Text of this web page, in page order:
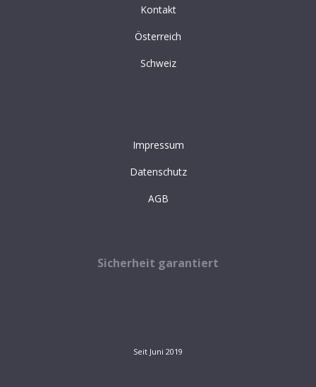
Kontakt
Österreich
Schweiz
Impressum
Datenschutz
AGB
Sicherheit garantiert
Seit Juni 2019